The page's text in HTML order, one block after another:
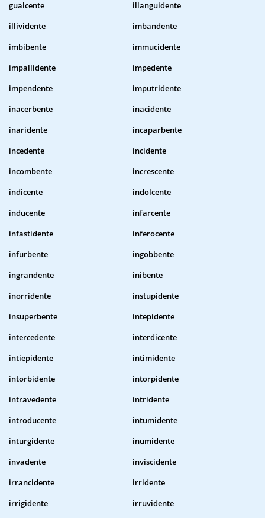
gualcente
illanguidente
illividente
imbandente
imbibente
immucidente
impallidente
impedente
impendente
imputridente
inacerbente
inacidente
inaridente
incaparbente
incedente
incidente
incombente
increscente
indicente
indolcente
inducente
infarcente
infastidente
inferocente
infurbente
ingobbente
ingrandente
inibente
inorridente
instupidente
insuperbente
intepidente
intercedente
interdicente
intiepidente
intimidente
intorbidente
intorpidente
intravedente
intridente
introducente
intumidente
inturgidente
inumidente
invadente
inviscidente
irrancidente
irridente
irrigidente
irruvidente